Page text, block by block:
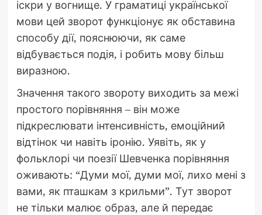
іскри у вогнище. У граматиці української
мови цей зворот функціонує як обставина
способу дії, пояснюючи, як саме
відбувається подія, і робить мову більш
виразною.
Значення такого звороту виходить за межі
простого порівняння – він може
підкреслювати інтенсивність, емоційний
відтінок чи навіть іронію. Уявіть, як у
фольклорі чи поезії Шевченка порівняння
оживають: “Думи мої, думи мої, лихо мені з
вами, як пташкам з крильми”. Тут зворот
не тільки малює образ, але й передає